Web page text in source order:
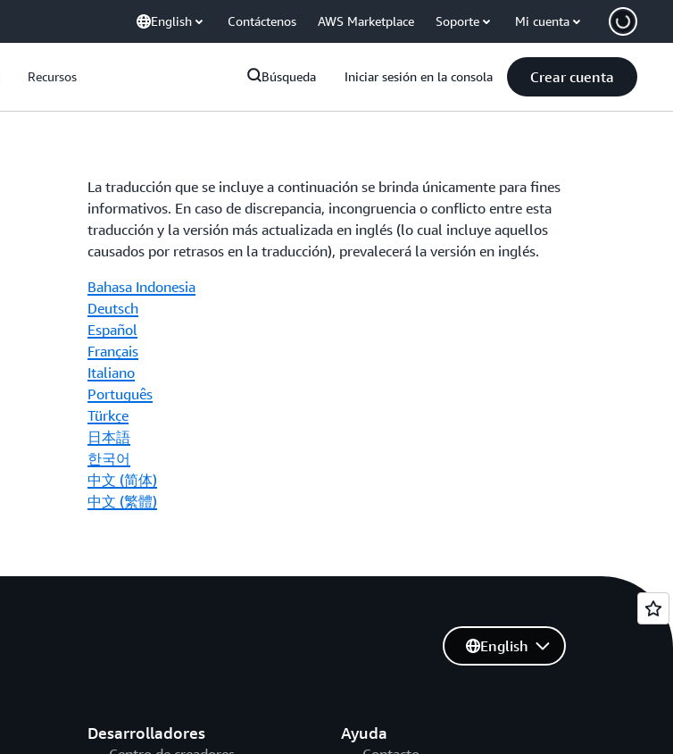
English Contáctenos AWS Marketplace Soporte Mi cuenta
Recursos Búsqueda Iniciar sesión en la consola Crear cuenta
La traducción que se incluye a continuación se brinda únicamente para fines
informativos. En caso de discrepancia, incongruencia o conflicto entre esta
traducción y la versión más actualizada en inglés (lo cual incluye aquellos
causados por retrasos en la traducción), prevalecerá la versión en inglés.
Bahasa Indonesia
Deutsch
Español
Français
Italiano
Português
Türkçe
日本語
한국어
中文 (简体)
中文 (繁體)
Desarrolladores Ayuda
English